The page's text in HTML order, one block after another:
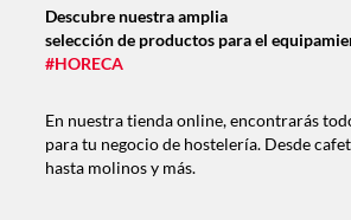
Descubre nuestra amplia
selección de productos para el
#HORECA
En nuestra tienda online, encontrarás
para tu negocio de hostelería. Desde
hasta molinos y más.